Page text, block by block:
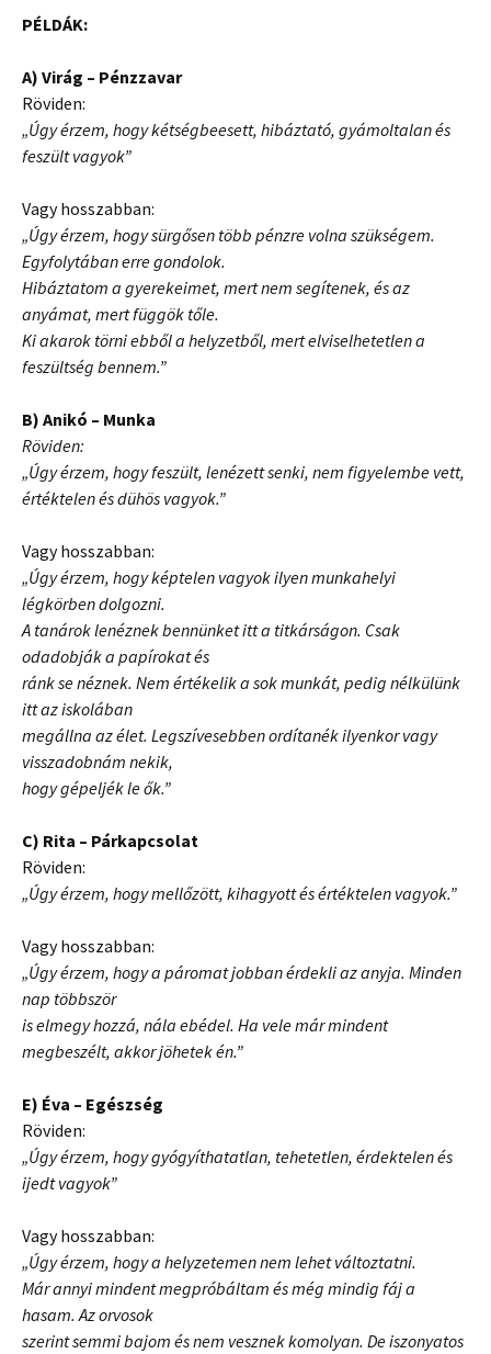
PÉLDÁK:
A) Virág – Pénzzavar
Röviden:
„Úgy érzem, hogy kétségbeesett, hibáztató, gyámoltalan és
feszült vagyok”
Vagy hosszabban:
„Úgy érzem, hogy sürgősen több pénzre volna szükségem.
Egyfolytában erre gondolok.
Hibáztatom a gyerekeimet, mert nem segítenek, és az
anyámat, mert függök tőle.
Ki akarok törni ebből a helyzetből, mert elviselhetetlen a
feszültség bennem.”
B) Anikó – Munka
Röviden:
„Úgy érzem, hogy feszült, lenézett senki, nem figyelembe vett,
értéktelen és dühös vagyok.”
Vagy hosszabban:
„Úgy érzem, hogy képtelen vagyok ilyen munkahelyi
légkörben dolgozni.
A tanárok lenéznek bennünket itt a titkárságon. Csak
odadobják a papírokat és
ránk se néznek. Nem értékelik a sok munkát, pedig nélkülünk
itt az iskolában
megállna az élet. Legszívesebben ordítanék ilyenkor vagy
visszadobnám nekik,
hogy gépeljék le ők.”
C) Rita – Párkapcsolat
Röviden:
„Úgy érzem, hogy mellőzött, kihagyott és értéktelen vagyok.”
Vagy hosszabban:
„Úgy érzem, hogy a páromat jobban érdekli az anyja. Minden
nap többször
is elmegy hozzá, nála ebédel. Ha vele már mindent
megbeszélt, akkor jöhetek én.”
E) Éva – Egészség
Röviden:
„Úgy érzem, hogy gyógyíthatatlan, tehetetlen, érdektelen és
ijedt vagyok”
Vagy hosszabban:
„Úgy érzem, hogy a helyzetemen nem lehet változtatni.
Már annyi mindent megpróbáltam és még mindig fáj a
hasam. Az orvosok
szerint semmi bajom és nem vesznek komolyan. De iszonyatos